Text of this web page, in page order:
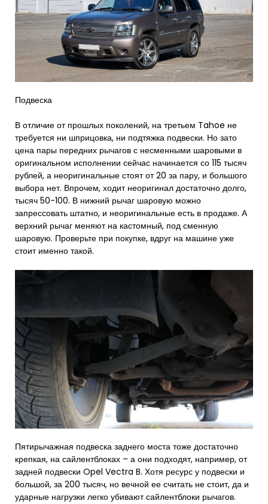
Подвеска
В отличие от прошлых поколений, на третьем Tahoe не
требуется ни шприцовка, ни подтяжка подвески. Но зато
цена пары передних рычагов с несменными шаровыми в
оригинальном исполнении сейчас начинается со 115 тысяч
рублей, а неоригинальные стоят от 20 за пару, и большого
выбора нет. Впрочем, ходит неоригинал достаточно долго,
тысяч 50-100. В нижний рычаг шаровую можно
запрессовать штатно, и неоригинальные есть в продаже. А
верхний рычаг меняют на кастомный, под сменную
шаровую. Проверьте при покупке, вдруг на машине уже
стоит именно такой.
Пятирычажная подвеска заднего моста тоже достаточно
крепкая, на сайлентблоках – а они подходят, например, от
задней подвески Opel Vectra B. Хотя ресурс у подвески и
большой, за 200 тысяч, но вечной ее считать не стоит, да и
ударные нагрузки легко убивают сайлентблоки рычагов.